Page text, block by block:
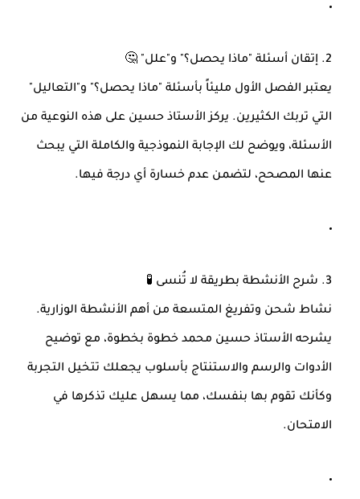
2. إتقان أسئلة "ماذا يحصل؟" و"علل" 🤔
يعتبر الفصل الأول مليئاً بأسئلة "ماذا يحصل؟" و"التعاليل"
التي تربك الكثيرين. يركز الأستاذ حسين على هذه النوعية من
الأسئلة، ويوضح لك الإجابة النموذجية والكاملة التي يبحث
عنها المصحح، لتضمن عدم خسارة أي درجة فيها.
3. شرح الأنشطة بطريقة لا تُنسى 🧪
نشاط شحن وتفريغ المتسعة من أهم الأنشطة الوزارية.
يشرحه الأستاذ حسين محمد خطوة بخطوة، مع توضيح
الأدوات والرسم والاستنتاج بأسلوب يجعلك تتخيل التجربة
وكأنك تقوم بها بنفسك، مما يسهل عليك تذكرها في
الامتحان.